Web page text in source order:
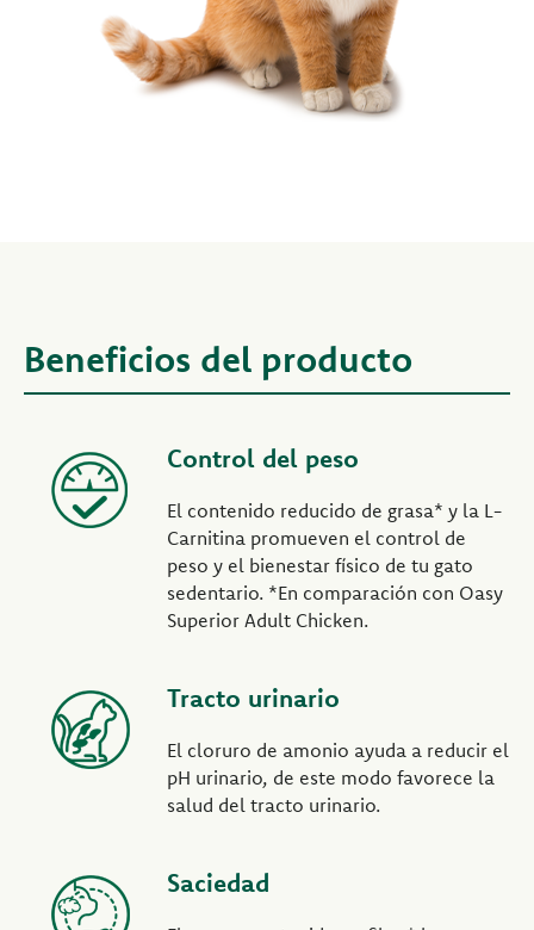
Beneficios del producto
Control del peso
El contenido reducido de grasa* y la L-
Carnitina promueven el control de
peso y el bienestar físico de tu gato
sedentario. *En comparación con Oasy
Superior Adult Chicken.
Tracto urinario
El cloruro de amonio ayuda a reducir el
pH urinario, de este modo favorece la
salud del tracto urinario.
Saciedad